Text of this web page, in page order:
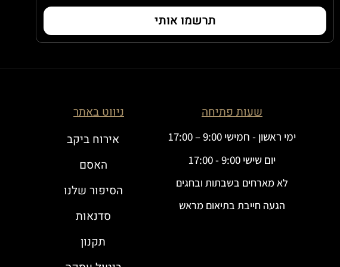
תרשמו אותי
שעות פתיחה
ימי ראשון - חמישי 9:00 – 17:00
יום שישי 9:00 - 17:00
לא מארחים בשבתות ובחגים
הגעה חייבת בתיאום מראש
ניווט באתר
אירוח ביקב
האסם
הסיפור שלנו
סדנאות
תקנון